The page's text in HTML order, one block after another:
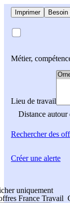
Imprimer
Métier,
Lieu de travail
Distance
Rechercherdes
uniquement
France Travail
Créer une alerte